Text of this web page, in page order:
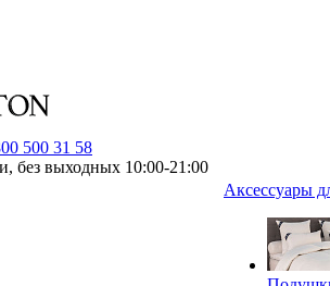
500 31 58
без выходных 10:00-21:00
Аксессуары